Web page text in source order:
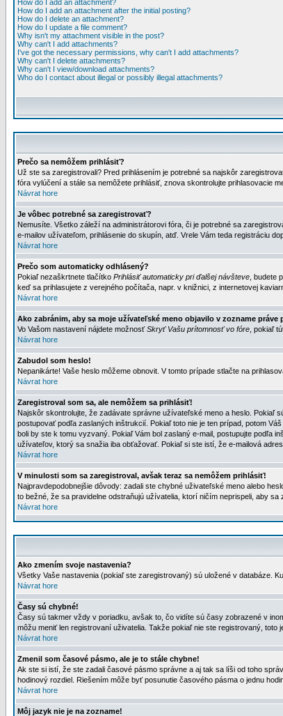
How do I add an attachment?
How do I add an attachment after the initial posting?
How do I delete an attachment?
How do I update a file comment?
Why isn't my attachment visible in the post?
Why can't I add attachments?
I've got the necessary permissions, why can't I add attachments?
Why can't I delete attachments?
Why can't I view/download attachments?
Who do I contact about illegal or possibly illegal attachments?
Prečo sa nemôžem prihlásiť?
Už ste sa zaregistrovali? Pred prihlásením je potrebné sa najskôr
fóra vylúčení a stále sa nemôžete prihlásiť, znova skontrolujte prihlasovacie
Návrat hore
Je vôbec potrebné sa zaregistrovať?
Nemusíte. Všetko záleží na administrátorovi fóra, či je potrebné sa
e-mailov užívateľom, prihlásenie do skupín, atď. Vrele Vám teda registráciu
Návrat hore
Prečo som automaticky odhlásený?
Pokiaľ nezaškrtnete tlačítko Prihlásiť automaticky pri ďalšej návšteve , budete
keď sa prihlasujete z verejného počítača, napr. v knižnici, z internetovej
Návrat hore
Ako zabránim, aby sa moje užívateľské meno objavilo v zozname práve
Vo Vašom nastavení nájdete možnosťSkryť Vašu prítomnosť vo fóre , pokiaľ
Návrat hore
Zabudol som heslo!
Nepanikárte! Vaše heslo môžeme obnovit. V tomto prípade stlačte na
Návrat hore
Zaregistroval som sa, ale nemôžem sa prihlásiť!
Najskôr skontrolujte, že zadávate správne užívateľské meno a heslo. Pokiaľ
postupovať podľa zaslaných inštrukcií. Pokiaľ toto nie je ten prípad, potom
boli by ste k tomu vyzvaný. Pokiaľ Vám bol zaslaný e-mail, postupujte podľa
užívateľov, ktorý sa snažia iba obťažovať. Pokiaľ si ste istí, že e-mailová
Návrat hore
V minulosti som sa zaregistroval, avšak teraz sa nemôžem prihlásiť!
Najpravdepodobnejšie dôvody: zadali ste chybné uživateľské meno alebo
to bežné, že sa pravidelne odstraňujú užívatelia, ktorí ničím neprispeli, aby
Návrat hore
Ako zmením svoje nastavenia?
Všetky Vaše nastavenia (pokiaľ ste zaregistrovaný) sú uložené v databáze.
Návrat hore
Časy sú chybné!
Časy sú takmer vždy v poriadku, avšak to, čo vidíte sú časy zobrazené v
môžu meniť len registrovaní uživatelia. Takže pokiaľ nie ste registrovaný, toto
Návrat hore
Zmenil som časové pásmo, ale je to stále chybne!
Ak ste si istí, že ste zadali časové pásmo správne a aj tak sa líši od toho
hodinový rozdiel. Riešením môže byť posunutie časového pásma o jednu
Návrat hore
Môj jazyk nie je na zozname!